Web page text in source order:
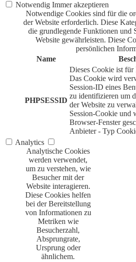
Notwendig Immer akzeptieren
Notwendige Cookies sind für die
der Website erforderlich. Diese
die grundlegende Funktionen und
Website gewährleisten. Diese
persönlichen
Name
PHPSESSID
Dieses Cookie ist
Das Cookie wird
Session-ID eines
zu identifizieren um
der Website zu
Session-Cookie und
Browser-Fenster
Anbieter - Typ
Analytics
Analytische Cookies
werden verwendet,
um zu verstehen, wie
Besucher mit der
Website interagieren.
Diese Cookies helfen
bei der Bereitstellung
von Informationen zu
Metriken wie
Besucherzahl,
Absprungrate,
Ursprung oder
ähnlichem.